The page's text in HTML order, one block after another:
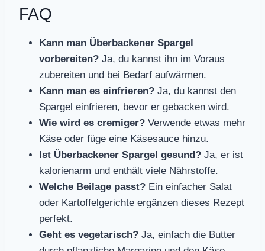
FAQ
Kann man Überbackener Spargel
vorbereiten? Ja, du kannst ihn im Voraus
zubereiten und bei Bedarf aufwärmen.
Kann man es einfrieren? Ja, du kannst den
Spargel einfrieren, bevor er gebacken wird.
Wie wird es cremiger? Verwende etwas mehr
Käse oder füge eine Käsesauce hinzu.
Ist Überbackener Spargel gesund? Ja, er ist
kalorienarm und enthält viele Nährstoffe.
Welche Beilage passt? Ein einfacher Salat
oder Kartoffelgerichte ergänzen dieses Rezept
perfekt.
Geht es vegetarisch? Ja, einfach die Butter